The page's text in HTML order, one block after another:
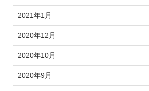
2021年1月
2020年12月
2020年10月
2020年9月